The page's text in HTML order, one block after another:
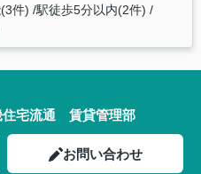
件) 駅徒歩5分以内(2件)
住宅流通 賃貸管理部
お問い合わせ